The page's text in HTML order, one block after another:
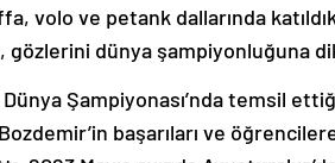
volo ve petank dallarında
gözlerini dünya şampiyonluğuna
Dünya Şampiyonası’nda temsil
başarıları ve